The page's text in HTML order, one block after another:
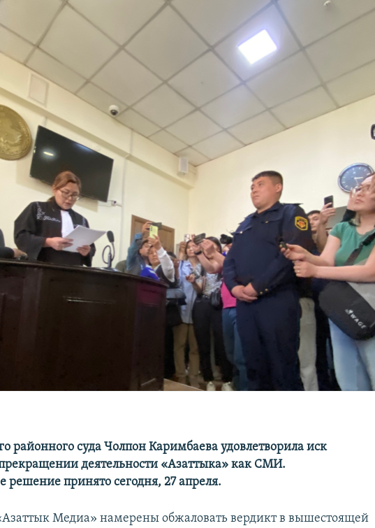
районного суда Чолпон Каримбаева удовлетворила иск
деятельности «Азаттыка» как СМИ.
решение принято сегодня, 27 апреля.
Медиа» намерены обжаловать вердикт в вышестоящей